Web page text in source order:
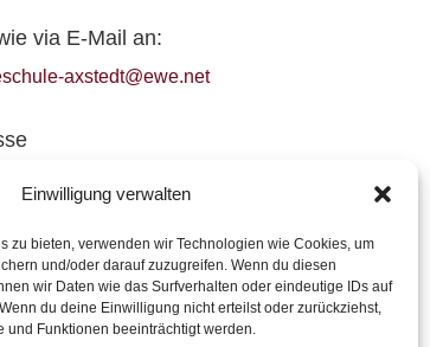
Einwilligung verwalten
zu bieten, verwenden wir Technologien wie Cookies, um
und/oder darauf zuzugreifen. Wenn du diesen
wir Daten wie das Surfverhalten oder eindeutige IDs auf
du deine Einwilligung nicht erteilst oder zurückziehst,
und Funktionen beeinträchtigt werden.
via E-Mail an:
axstedt@ewe.net